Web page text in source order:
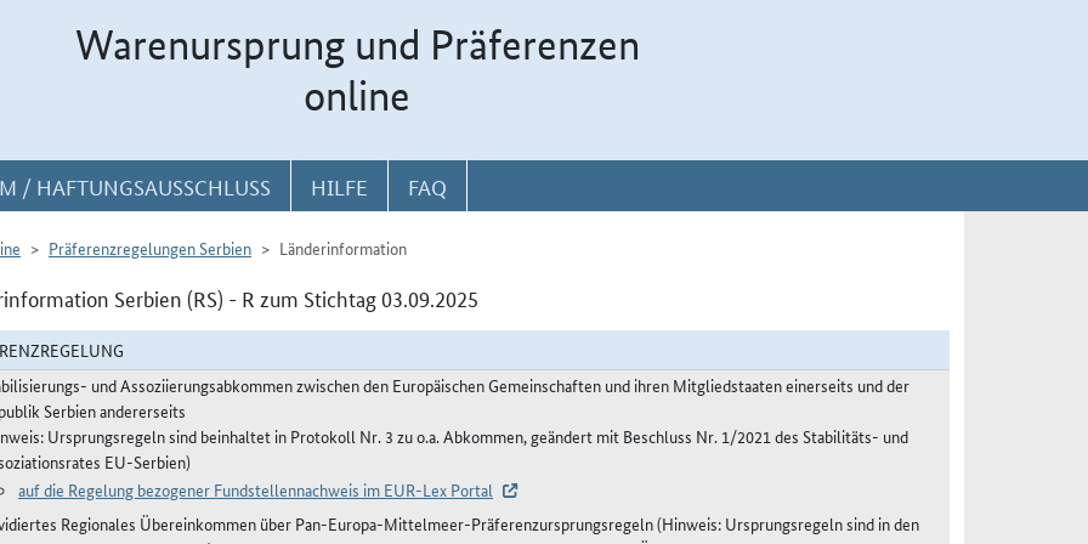
Warenursprung und Präferenzen
online
/ HAFTUNGSAUSSCHLUSS HILFE FAQ
Präferenzregelungen Serbien Länderinformation
Serbien (RS) - R zum Stichtag 03.09.2025
und Assoziierungsabkommen zwischen den Europäischen Gemeinschaften und ihren Mitgliedstaaten einerseits und der
Serbien andererseits
Ursprungsregeln sind beinhaltet in Protokoll Nr. 3 zu o.a. Abkommen, geändert mit Beschluss Nr. 1/2021 des Stabilitäts- und
EU-Serbien)
auf die Regelung bezogener Fundstellennachweis im EUR-Lex Portal
Regionales Übereinkommen über Pan-Europa-Mittelmeer-Präferenzursprungsregeln (Hinweis: Ursprungsregeln sind in den